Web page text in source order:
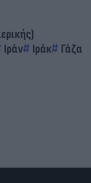
Ιράν Ιράκ
Γάζα